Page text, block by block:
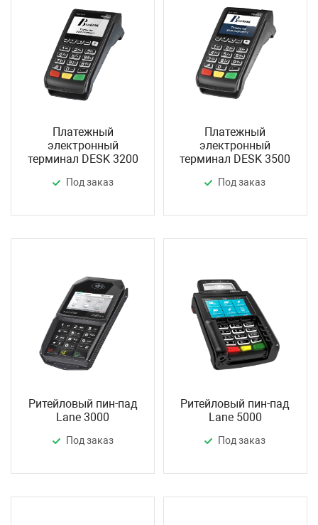
Платежный
электронный
терминал DESK 3200
Под заказ
Платежный
электронный
терминал DESK 3500
Под заказ
Ритейловый пин-пад
Lane 3000
Под заказ
Ритейловый пин-пад
Lane 5000
Под заказ